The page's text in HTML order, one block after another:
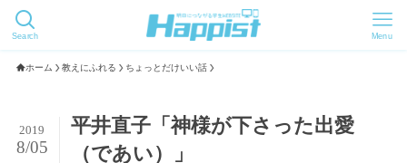
Search Menu
ホーム 教えにふれる ちょっとだけいい話
平井直子「神様が下さった出愛
（であい）」
2019
8/05